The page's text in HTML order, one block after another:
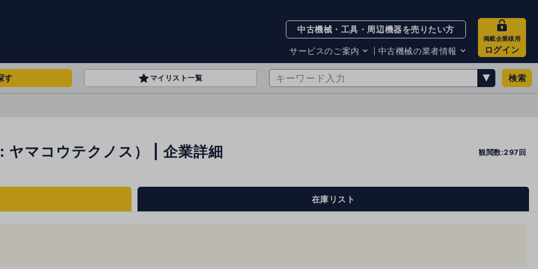
中古機械・工具・周辺機器を売りたい方
サービスのご案内
サービスのご案内
お知らせ
中古機械の業者情報
買取・査定業者リスト
掲載企業様用
ログイン
す マイリスト一覧 検索
ヤマコウテクノス） | 企業詳細 観閲数:297回
在庫リスト